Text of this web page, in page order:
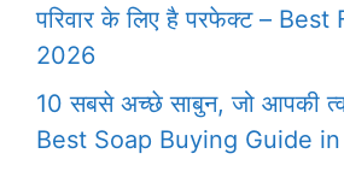
परिवार के लिए है परफेक्ट –
2026
10 सबसे अच्छे साबुन, जो आपकी
Best Soap Buying Guide